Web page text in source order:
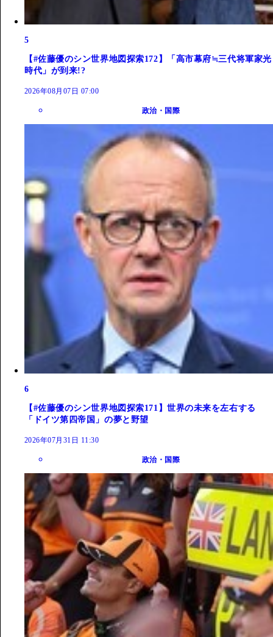
5
【#佐藤優のシン世界地図探索172】「高市幕府≒三代将軍家光
時代」が到来!?
2026年08月07日 07:00
政治・国際
6
【#佐藤優のシン世界地図探索171】世界の未来を左右する
「ドイツ第四帝国」の夢と野望
2026年07月31日 11:30
政治・国際